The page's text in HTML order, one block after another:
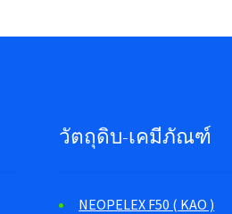
วัตถุดิบ-เคมีภัณฑ์
NEOPELEX F50 ( KAO )